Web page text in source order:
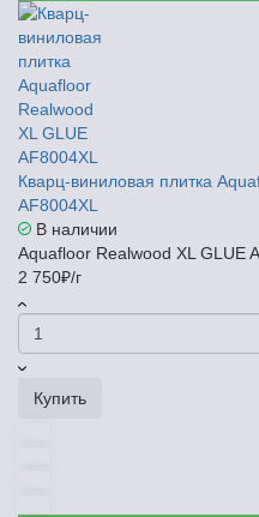
Кварц-виниловая плитка
AF8004XL
В наличии
Aquafloor Realwood XL GLUE
2 750₽/г
Купить